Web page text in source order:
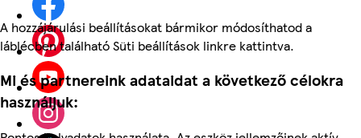
A hozzájárulási beállításokat bármikor módosíthatod a
láblécben található Süti beállítások linkre kattintva.
Mi és partnereink adataidat a következő célokra
használjuk: